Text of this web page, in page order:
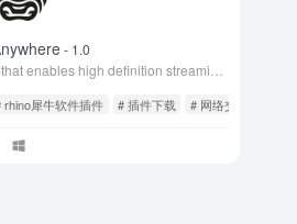
- 1.0
rhino犀牛软件插件 # 插件下载 # 网络交互